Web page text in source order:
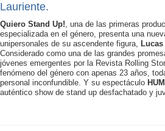
Lauriente.
Quiero Stand Up!, una de las primeras
especializada en el género, presenta una
unipersonales de su ascendente figura,
Considerado como una de las grandes
jóvenes emergentes por la Revista Rolling
fenómeno del género con apenas 23 años,
personal inconfundible. Y su espectáculo
auténtico show de stand up desfachatado y